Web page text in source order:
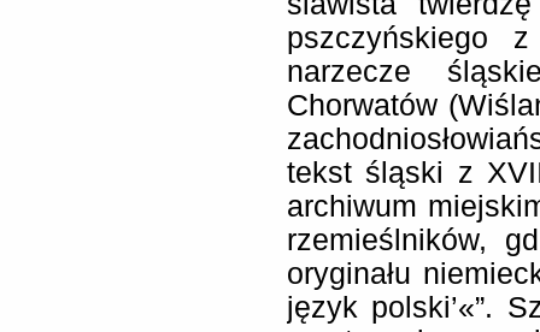
pszczyńskiego
narzecze
Chorwatów
tekst śląski z
archiwum
rzemieślników,
oryginału
język polski’«”.